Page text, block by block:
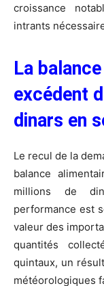
croissance
intrants
La
excédent
dinars en
Le recul de la
balance
millions de
performance est
valeur des
quantités
quintaux, un
météorologiques